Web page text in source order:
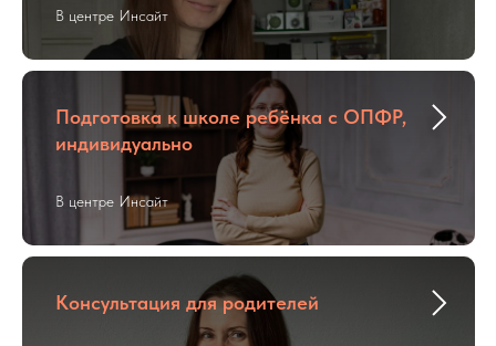
В центре Инсайт
Подготовка к школе ребёнка с ОПФР,
индивидуально
В центре Инсайт
Консультация для родителей